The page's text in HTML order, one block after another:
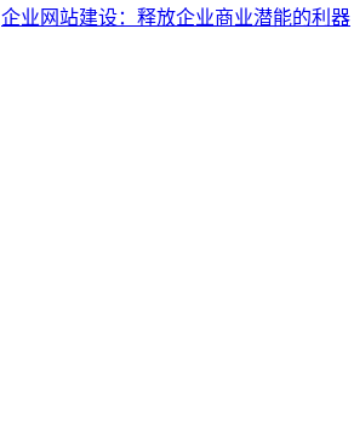
企业网站建设：释放企业商业潜能的利器